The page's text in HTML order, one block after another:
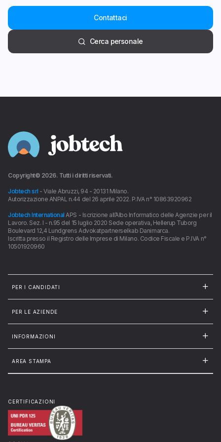
Contattaci
Cerca personale
Copyright© 2026. Tutti i diritti riservati.
Jobtech srl - Viale Abruzzi, 94 - 20131 Milano.
Autorizzazione ANPAL n.44 del 26 aprile 2022. P.IVA n° 10863920962
Jobtech International APS - Iscrizione all’Albo Informatico delle Agenzie per il
Lavoro. Sez. I - n.95 del 15 luglio 2020 Sede operativa, Hellerup Tuborg
Boulevard 12,4 Lundgrens Advokatpartnerselkab Danimarca.
Iscritta presso il Registro delle Imprese di Milano. Codice Fiscale e P.IVA n°
10501920960
PER I CANDIDATI
PER LE AZIENDE
INFORMAZIONI
AREA STAMPA
CERTIFICAZIONI